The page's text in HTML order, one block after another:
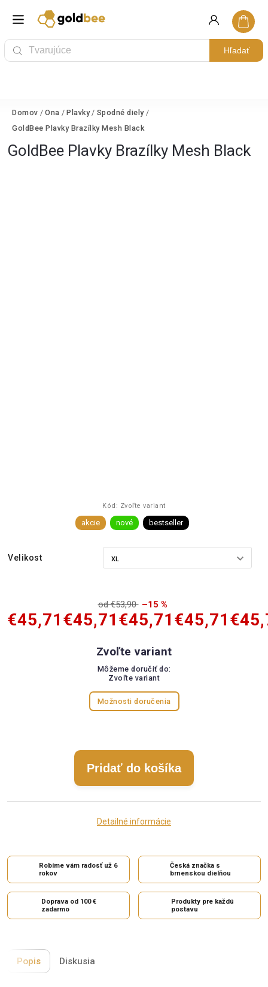
Hľadať
Domov / Ona / Plavky / Spodné diely /
GoldBee Plavky Brazílky Mesh Black
GoldBee Plavky Brazílky Mesh Black
Kód: Zvoľte variant
akcie nové bestseller
Velikost
od €53,90 –15 %
€45,71 €45,71 €45,71 €45,71
Zvoľte variant
Môžeme doručiť do:
Zvoľte variant
Možnosti doručenia
Pridať do košíka
Detailné informácie
Robíme vám radosť už 6
rokov
Česká značka s
brnenskou dielňou
Doprava od 100 €
zadarmo
Produkty pre každú
postavu
Popis Diskusia